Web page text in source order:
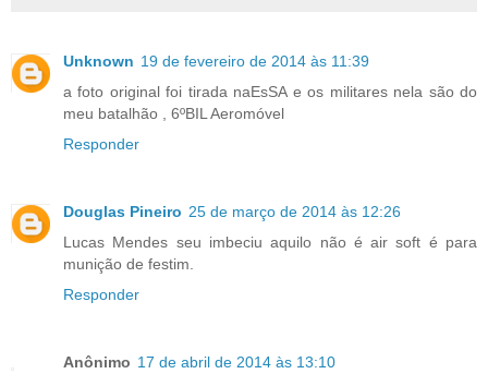
Unknown 19 de fevereiro de 2014 às 11:39
a foto original foi tirada naEsSA e os militares nela são do
meu batalhão , 6ºBIL Aeromóvel
Responder
Douglas Pineiro 25 de março de 2014 às 12:26
Lucas Mendes seu imbeciu aquilo não é air soft é para
munição de festim.
Responder
Anônimo 17 de abril de 2014 às 13:10